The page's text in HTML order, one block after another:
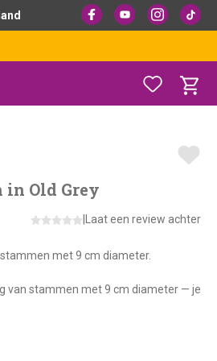
in Old Grey
Laat een review achter
met 9 cm diameter.
van stammen met 9 cm diameter — je